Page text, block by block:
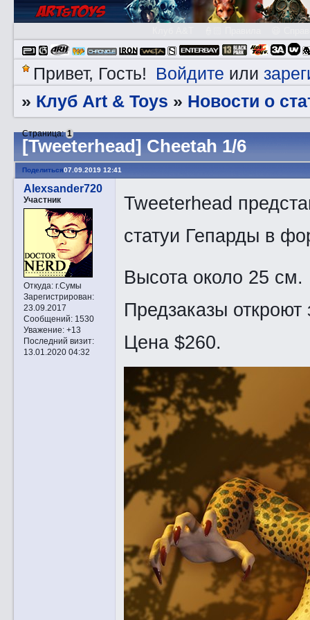
Привет, Гость! Войдите или
» Клуб Art & Toys » Новости о
[Tweeterhead] Cheetah 1/6
Страница:1
Поделиться07.09.2019 12:41
Alexsander720
Участник
Откуда:г.Сумы
Зарегистрирован:
23.09.2017
Сообщений:1530
Уважение: +13
Последний визит:
13.01.2020 04:32
Tweeterhead
статуи Гепарды в
Высота около 25 см.
Предзаказы откроют
Цена $260.